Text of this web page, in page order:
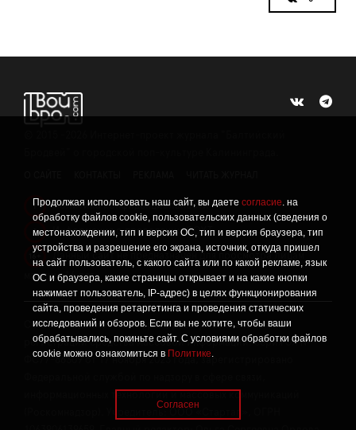
Продолжая использовать наш сайт, вы даете согласие. на
обработку файлов cookie, пользовательских данных (сведения о
местонахождении, тип и версия ОС, тип и версия браузера, тип
устройства и разрешение его экрана, источник, откуда пришел
на сайт пользователь, с какого сайта или по какой рекламе, язык
ОС и браузера, какие страницы открывает и на какие кнопки
нажимает пользователь, IP-адрес) в целях функционирования
сайта, проведения ретаргетинга и проведения статических
исследований и обзоров. Если вы не хотите, чтобы ваши
обрабатывались, покиньте сайт. С условиями обработки файлов
cookie можно ознакомиться в Политике.
Согласен
! Политика конфиденциальности
! Информация о проведении СОУТ
Данный сайт не предназначен для просмотра лицам
младше 16 лет.
Сетевое издание «Твой Бро», реестровая запись о
регистрации средства массовой информации: серия Эл №
ФС77-86309 от 17 ноября 2023 года, зарегистрировано